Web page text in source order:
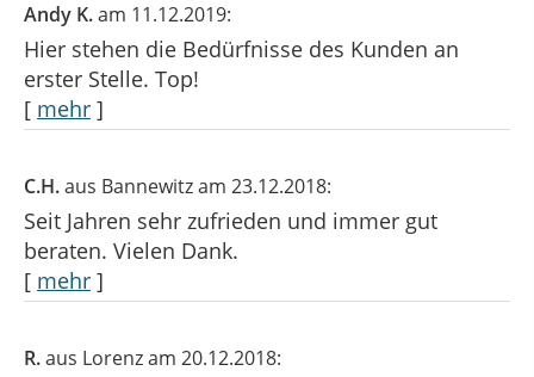
Andy K.am 11.12.2019:
Hier stehen die Bedürfnisse des Kunden an
erster Stelle. Top!
[ mehr ]
C.H.aus Bannewitzam 23.12.2018:
Seit Jahren sehr zufrieden und immer gut
beraten. Vielen Dank.
[ mehr ]
R.aus Lorenzam 20.12.2018: